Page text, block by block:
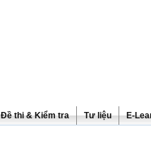
Đề thi & Kiểm tra Tư liệu E-